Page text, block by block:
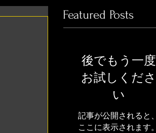
Featured Posts
後でもう一度
お試しくださ
い
記事が公開されると、
ここに表示されます。